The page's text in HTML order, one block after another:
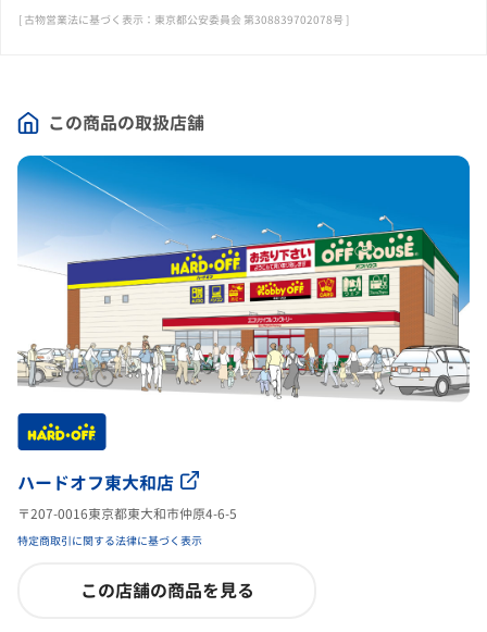
この商品の取扱店舗
ハードオフ東大和店
〒207-0016東京都東大和市仲原4-6-5
特定商取引に関する法律に基づく表示
この店舗の商品を見る
[ 古物営業法に基づく表示：東京都公安委員会 第308839702078号 ]